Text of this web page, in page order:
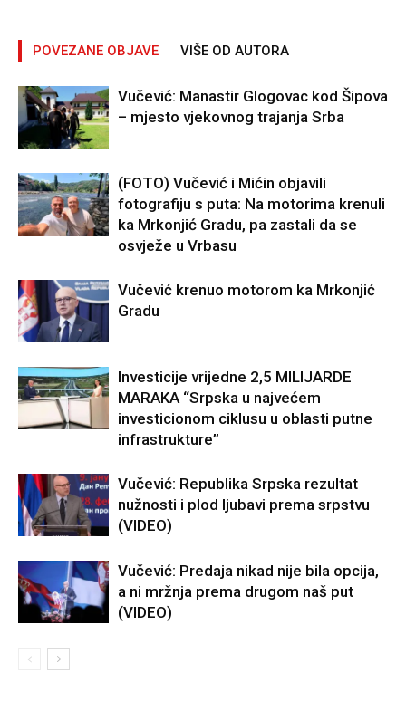
POVEZANE OBJAVE VIŠE OD AUTORA
Vučević: Manastir Glogovac kod Šipova
– mjesto vjekovnog trajanja Srba
(FOTO) Vučević i Mićin objavili
fotografiju s puta: Na motorima krenuli
ka Mrkonjić Gradu, pa zastali da se
osvježe u Vrbasu
Vučević krenuo motorom ka Mrkonjić
Gradu
Investicije vrijedne 2,5 MILIJARDE
MARAKA “Srpska u najvećem
investicionom ciklusu u oblasti putne
infrastrukture”
Vučević: Republika Srpska rezultat
nužnosti i plod ljubavi prema srpstvu
(VIDEO)
Vučević: Predaja nikad nije bila opcija,
a ni mržnja prema drugom naš put
(VIDEO)